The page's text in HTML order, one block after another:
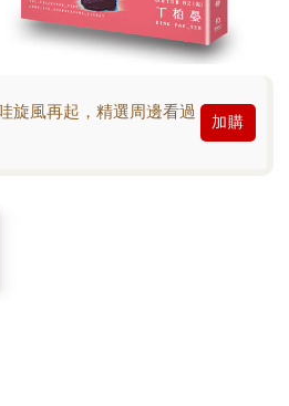
旋風再起，精選周邊看過
加購